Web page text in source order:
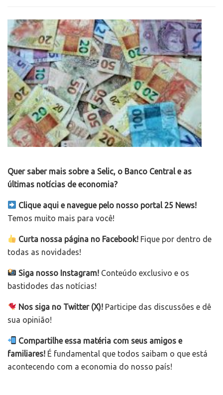
Quer saber mais sobre a Selic, o Banco Central e as
últimas notícias de economia?
Clique aqui e navegue pelo nosso portal 25 News!
Temos muito mais para você!
Curta nossa página no Facebook! Fique por dentro de
todas as novidades!
Siga nosso Instagram! Conteúdo exclusivo e os
bastidodes das notícias!
Nos siga no Twitter (X)! Participe das discussões e dê
sua opinião!
Compartilhe essa matéria com seus amigos e
familiares! É fundamental que todos saibam o que está
acontecendo com a economia do nosso país!